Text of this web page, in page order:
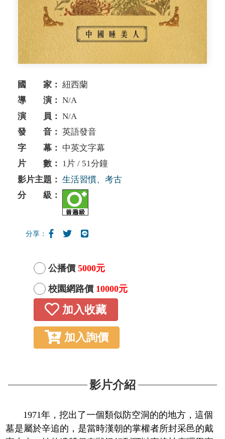
國 家： 紐西蘭
導 演： N/A
演 員： N/A
發 音： 英語發音
字 幕： 中英文字幕
片 數： 1片 / 51分鐘
影片主題： 生活習慣、考古
分 級：
分享：
公播價 5000元
校園網路價 10000元
加入收藏
加入詢價
影片介紹
1971年，挖出了一個類似防空洞的的地方，這個
墓是屬於辛追的，是當時漢朝的掌權者所封采邑的戴